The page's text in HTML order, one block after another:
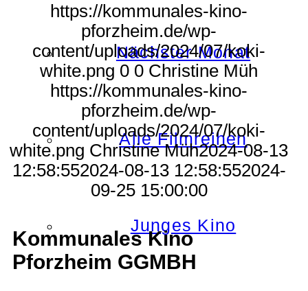
Nächster Monat
Alle Filmreihen
Junges Kino
https://kommunales-kino-
pforzheim.de/wp-
content/uploads/2024/07/koki-
white.png 0 0 Christine Müh
https://kommunales-kino-
pforzheim.de/wp-
content/uploads/2024/07/koki-
white.png Christine Müh2024-08-13
12:58:552024-08-13 12:58:552024-
09-25 15:00:00
Kommunales Kino
Pforzheim GGMBH